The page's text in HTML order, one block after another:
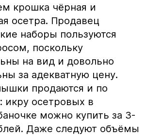
крошка чёрная и
осетра. Продавец
наборы пользуются
поскольку
на вид и довольно
за адекватную цену.
продаются и по
икру осетровых в
можно купить за 3-
Даже следуют объёмы